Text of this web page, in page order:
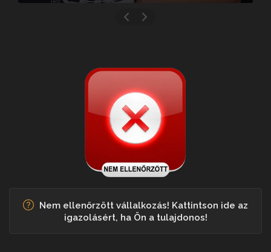
Nem ellenőrzött vállalkozás! Kattintson ide az
igazolásért, ha Ön a tulajdonos!